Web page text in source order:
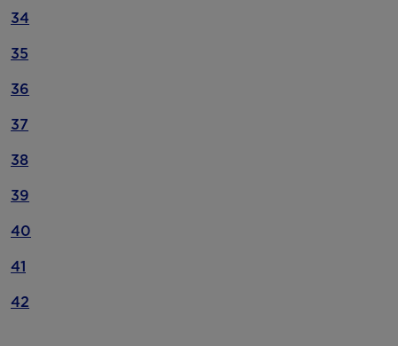
34
35
36
37
38
39
40
41
42